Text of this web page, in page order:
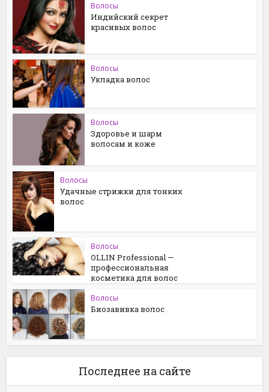
Волосы
Индийский секрет
красивых волос
Волосы
Укладка волос
Волосы
Здоровье и шарм
волосам и коже
Волосы
Удачные стрижки для тонких
волос
Волосы
OLLIN Professional —
профессиональная
косметика для волос
Волосы
Биозавивка волос
Последнее на сайте